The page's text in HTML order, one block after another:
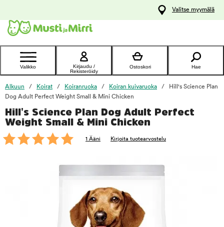
Ota yhteyttä
asiakaspalveluun
Valitse myymälä
Valikko
Kirjaudu /
Rekisteröidy
Ostoskori Hae
Alkuun Koirat Koiranruoka Koiran kuivaruoka
Hill's Science Plan
Dog Adult Perfect Weight Small & Mini Chicken
Hill's Science Plan Dog Adult Perfect
Weight Small & Mini Chicken
1 Ääni Kirjoita tuotearvostelu
foo